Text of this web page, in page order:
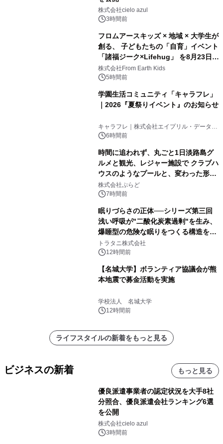
株式会社cielo azul
3時間前
フロムアースキッズ × 地域 × 大学生が
創る、 子どもたちの「自育」イベント
「諸福ジーク×Lifehug」 を8月23日
(日)開催
株式会社From Earth Kids
5時間前
学園生活コミュニティ「キャラフレ」
｜2026『夏祭りイベント』のお知らせ
キャラフレ｜株式会社エイプリル・データ・
デザインズ
6時間前
時間に追われず、丸ごと1日淡路島グ
ルメと観光、レジャー施設で クラブハ
ウスのようなプールと、変わった形の
サウナも 「THE BOXY AWAJI」のお
得な素泊まり連泊プランで
株式会社ぷらど
7時間前
眠りづらさの正体──シリーズ第三回
浅い呼吸が"二酸化炭素過剰"を生み、
爆睡型の危険な眠りをつくる構造を解
説
トラタニ株式会社
12時間前
【名城大学】ボランティア協議会が熊
本地震で募金活動を実施
学校法人 名城大学
12時間前
ライフスタイルの新着をもっと見る
ビジネスの新着 もっと見る
優良派遣事業者の認定状況を大手8社
分照合、優良派遣会社ランキング6選
を公開
株式会社cielo azul
3時間前